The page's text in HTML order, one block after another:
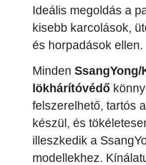
Ideális megoldás a
kisebb karcolások,
és horpadások ellen.
Minden SsangYong/
lökhárítóvédő
felszerelhető, tartós
készül, és
illeszkedik a
modellekhez.